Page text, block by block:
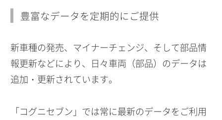
豊富なデータを定期的にご提供
新車種の発売、マイナーチェンジ、そして部品情
報更新などにより、日々車両（部品）のデータは
追加・更新されています。
「コグニセブン」では常に最新のデータをご利用